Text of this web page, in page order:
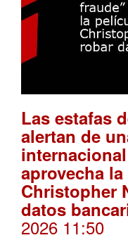
Las estafas
alertan de
aprovecha
Christopher
datos
2026 11:50